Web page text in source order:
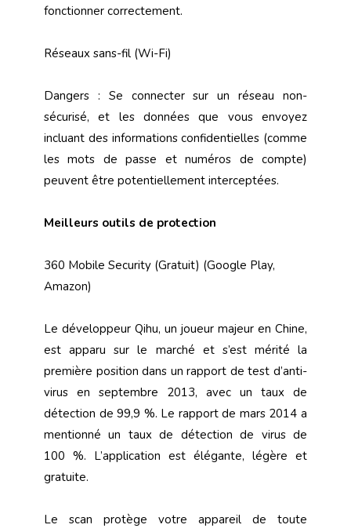
fonctionner correctement.
Réseaux sans-fil (Wi-Fi)
Dangers : Se connecter sur un réseau non-
sécurisé, et les données que vous envoyez
incluant des informations confidentielles (comme
les mots de passe et numéros de compte)
peuvent être potentiellement interceptées.
Meilleurs outils de protection
360 Mobile Security (Gratuit) (Google Play,
Amazon)
Le développeur Qihu, un joueur majeur en Chine,
est apparu sur le marché et s’est mérité la
première position dans un rapport de test d’anti-
virus en septembre 2013, avec un taux de
détection de 99,9 %. Le rapport de mars 2014 a
mentionné un taux de détection de virus de
100 %. L’application est élégante, légère et
gratuite.
Le scan protège votre appareil de toute